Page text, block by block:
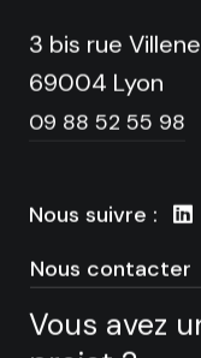
3 bis rue
69004 Lyon
09 88 52 55 98
Nous suivre :
Nous contacter
Vous avez